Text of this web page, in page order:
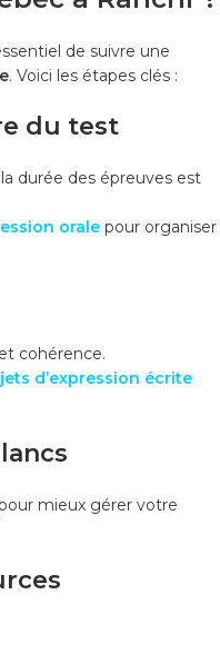
de suivre une
. Voici les étapes clés :
du test
durée des épreuves est
orale pour organiser
cohérence.
d’expression écrite
mieux gérer votre